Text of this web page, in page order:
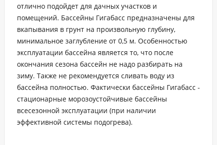
отлично подойдет для дачных участков и
помещений. Бассейны Гигабасс предназначены для
вкапывания в грунт на произвольную глубину,
минимальное заглубление от 0,5 м. Особенностью
эксплуатации бассейна является то, что после
окончания сезона бассейн не надо разбирать на
зиму. Также не рекомендуется сливать воду из
бассейна полностью. Фактически бассейны Гигабасс -
стационарные морозоустойчивые бассейны
всесезонной эксплуатации (при наличии
эффективной системы подогрева).